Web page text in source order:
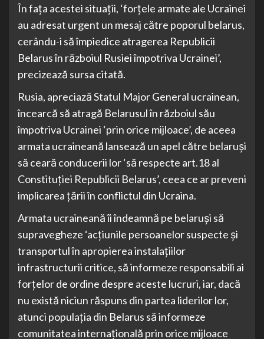
În faţa acestei situaţii, ‘forţele armate ale Ucrainei
au adresat urgent un mesaj către poporul belarus,
cerându-i să împiedice atragerea Republicii
Belarus în războiul Rusiei împotriva Ucrainei’,
precizează sursa citată.
Rusia, apreciază Statul Major General ucrainean,
încearcă să atragă Belarusul în războiul său
împotriva Ucrainei ‘prin orice mijloace’, de aceea
armata ucraineană lansează un apel către belaruşi
să ceară conducerii lor ‘să respecte art.18 al
Constituţiei Republicii Belarus’, ceea ce ar preveni
implicarea ţării în conflictul din Ucraina.
Armata ucraineană îi îndeamnă pe belaruşi să
supravegheze ‘acţiunile persoanelor suspecte şi
transportul în apropierea instalaţiilor
infrastructurii critice, să informeze responsabili ai
forţelor de ordine despre aceste lucruri, iar, dacă
nu există niciun răspuns din partea liderilor lor,
atunci populaţia din Belarus să informeze
comunitatea internaţională prin orice mijloace